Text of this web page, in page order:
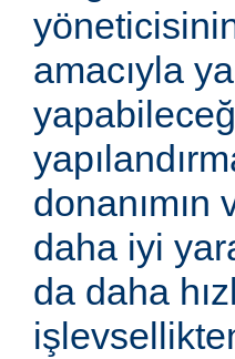
amacıyla
daha iyi
da daha